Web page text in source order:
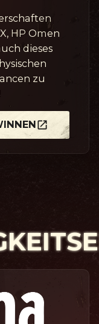
HP Omen
dieses
zu